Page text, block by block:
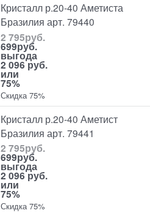
Кристалл р.20-40 Аметиста
Бразилия арт. 79440
2 795руб.
699руб.
выгода
2 096 руб.
или
75%
Скидка 75%
Кристалл р.20-40 Аметист
Бразилия арт. 79441
2 795руб.
699руб.
выгода
2 096 руб.
или
75%
Скидка 75%